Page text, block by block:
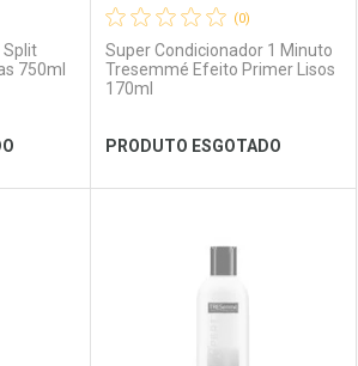
Ver Desconto Convênio
Split
750ml
(0)
Super Condicionador 1 Minuto
Tresemmé Efeito Primer Lisos
170ml
PRODUTO ESGOTADO